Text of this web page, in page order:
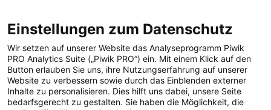
Multimedia
Social Media
PRESSEINFOS
Fotos & Media
Einstellungen zum Datenschutz
Wir setzen auf unserer Website das Analyseprogramm Piwik
PRO Analytics Suite („Piwik PRO“) ein. Mit einem Klick auf den
Button erlauben Sie uns, ihre Nutzungserfahrung auf unserer
Website zu verbessern sowie durch das Einblenden externer
Inhalte zu personalisieren. Dies hilft uns dabei, unsere Seite
bedarfsgerecht zu gestalten. Sie haben die Möglichkeit, die